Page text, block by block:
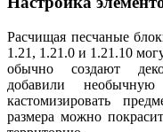
Расчищая песчаные
1.21, 1.21.0 и 1.21.10
обычно создают
добавили
кастомизировать
размера можно